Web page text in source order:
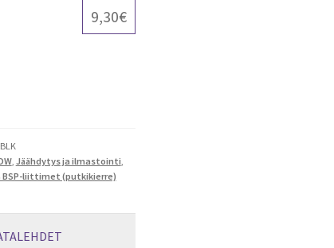
9,30€
, Jäähdytys ja ilmastointi,
BSP-liittimet (putkikierre)